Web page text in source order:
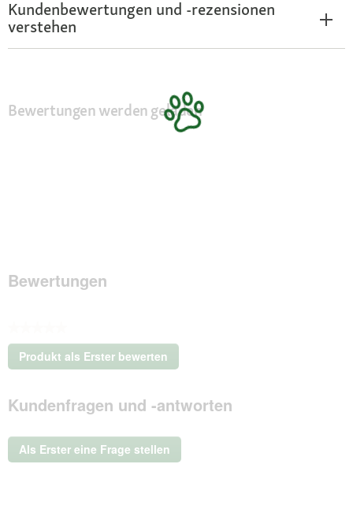
Kundenbewertungen und -rezensionen
verstehen
Bewertungen werden geladen
Bewertungen
Kein
Beurteilungswert
Produkt als Erster bewerten
.
dieser
Aktion
ein
modales
Kundenfragen und -antworten
Als Erster eine Frage stellen